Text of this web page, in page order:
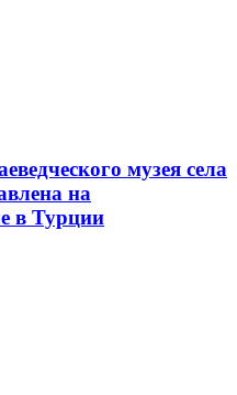
музея села
на
в Турции